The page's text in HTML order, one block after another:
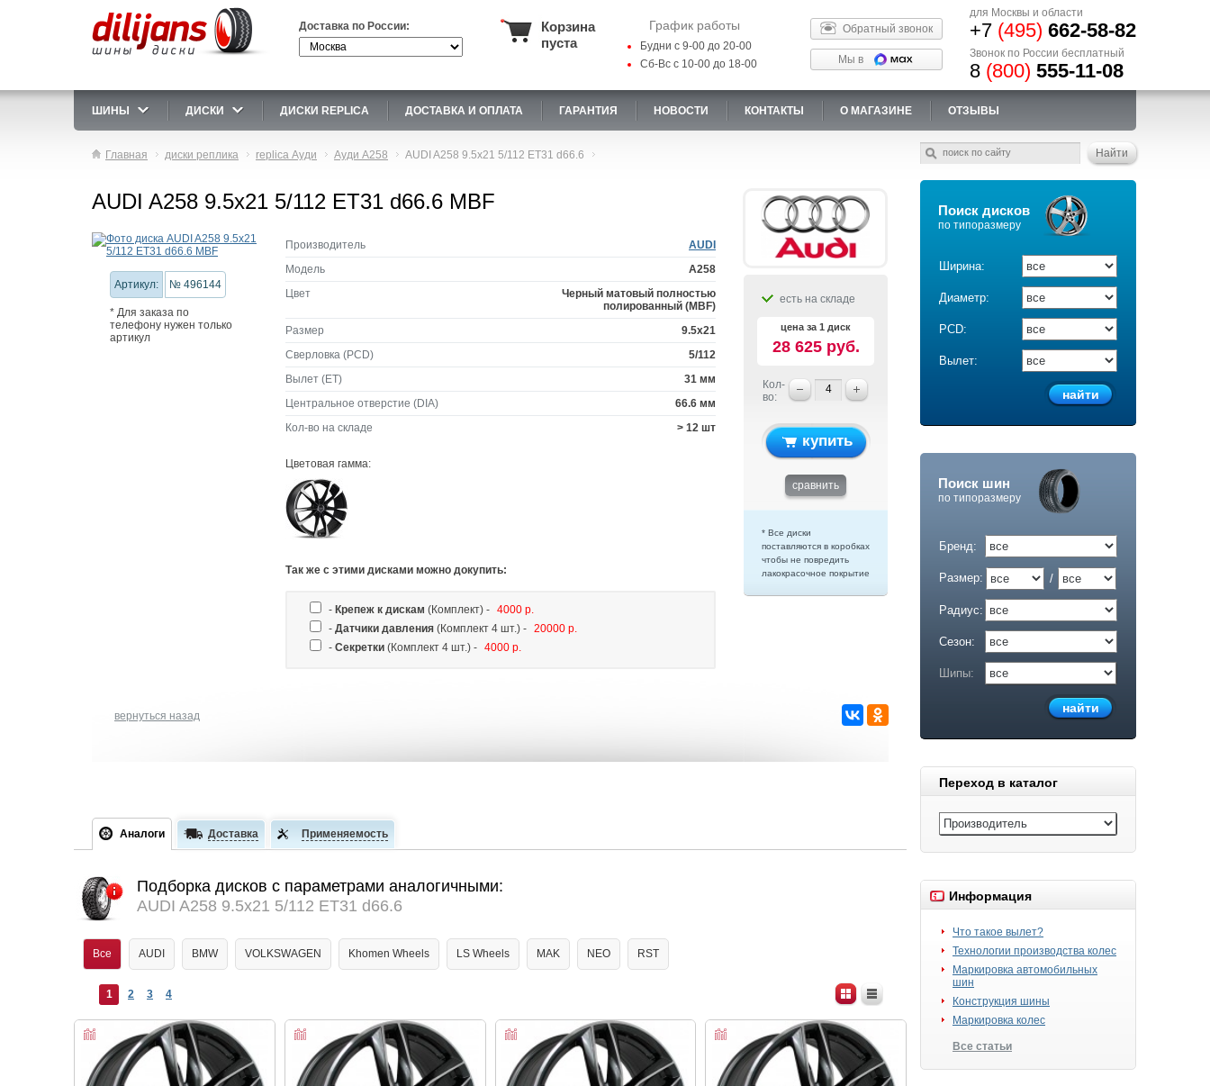
Доставка по России:
Корзина
пуста
График работы
Будни с 9-00 до 20-00
Сб-Вс с 10-00 до 18-00
Обратный звонок
Мы в
для Москвы и области
+7 (495) 662-58-82
Звонок по России бесплатный
8 (800) 555-11-08
ШИНЫ ДИСКИ ДИСКИ REPLICA ДОСТАВКА И ОПЛАТА ГАРАНТИЯ НОВОСТИ КОНТАКТЫ О МАГАЗИНЕ ОТЗЫВЫ
Главная диски реплика replica Ауди Ауди A258 AUDI A258 9.5x21 5/112 ET31 d66.6
Поиск дисков
по типоразмеру
Ширина:
Диаметр:
PCD:
Вылет:
Поиск шин
по типоразмеру
Бренд:
Размер: /
Радиус:
Сезон:
Шипы:
Переход в каталог
Информация
Что такое вылет?
Технологии производства колес
Маркировка автомобильных
шин
Конструкция шины
Маркировка колес
Все статьи
AUDI A258 9.5x21 5/112 ET31 d66.6 MBF
Артикул: № 496144
* Для заказа по
телефону нужен только
артикул
есть на складе
цена за 1 диск
28 625 руб.
Кол-
во:
купить
сравнить
* Все диски
поставляются в коробках
чтобы не повредить
лакокрасочное покрытие
Производитель
AUDI
Модель
A258
Цвет
Черный матовый полностью
полированный (MBF)
Размер
9.5x21
Сверловка (PCD)
5/112
Вылет (ET)
31 мм
Центральное отверстие (DIA)
66.6 мм
Кол-во на складе
> 12 шт
Цветовая гамма:
Так же c этими дисками можно докупить:
- Крепеж к дискам (Комплект) - 4000 р.
- Датчики давления (Комплект 4 шт.) - 20000 р.
- Секретки (Комплект 4 шт.) - 4000 р.
вернуться назад
Аналоги Доставка Применяемость
Подборка дисков с параметрами аналогичными:
AUDI A258 9.5x21 5/112 ET31 d66.6
Все AUDI BMW VOLKSWAGEN Khomen Wheels LS Wheels MAK NEO RST
1 2 3 4